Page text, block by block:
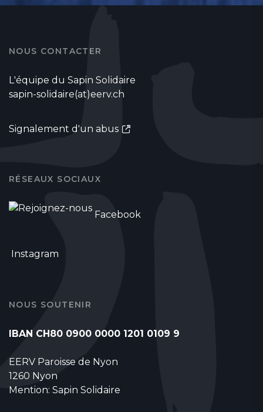
NOUS CONTACTER
L'équipe du Sapin Solidaire
sapin-solidaire(at)eerv.ch
Signalement d'un abus
RÉSEAUX SOCIAUX
Facebook
Instagram
NOUS SOUTENIR
IBAN CH80 0900 0000 1201 0109 9
EERV Paroisse de Nyon
1260 Nyon
Mention: Sapin Solidaire